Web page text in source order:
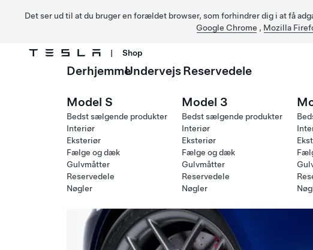
Det ser ud til at du bruger en forældet browser, som forhindrer dig i at få
Google Chrome , Mozilla
Gå til hovedindhold
| Shop
DerhjemmeUndervejsReservedele
Model S
Bedst sælgende produkter
Interiør
Eksteriør
Fælge og dæk
Gulvmåtter
Reservedele
Nøgler
Model 3
Bedst sælgende produkter
Interiør
Eksteriør
Fælge og dæk
Gulvmåtter
Reservedele
Nøgler